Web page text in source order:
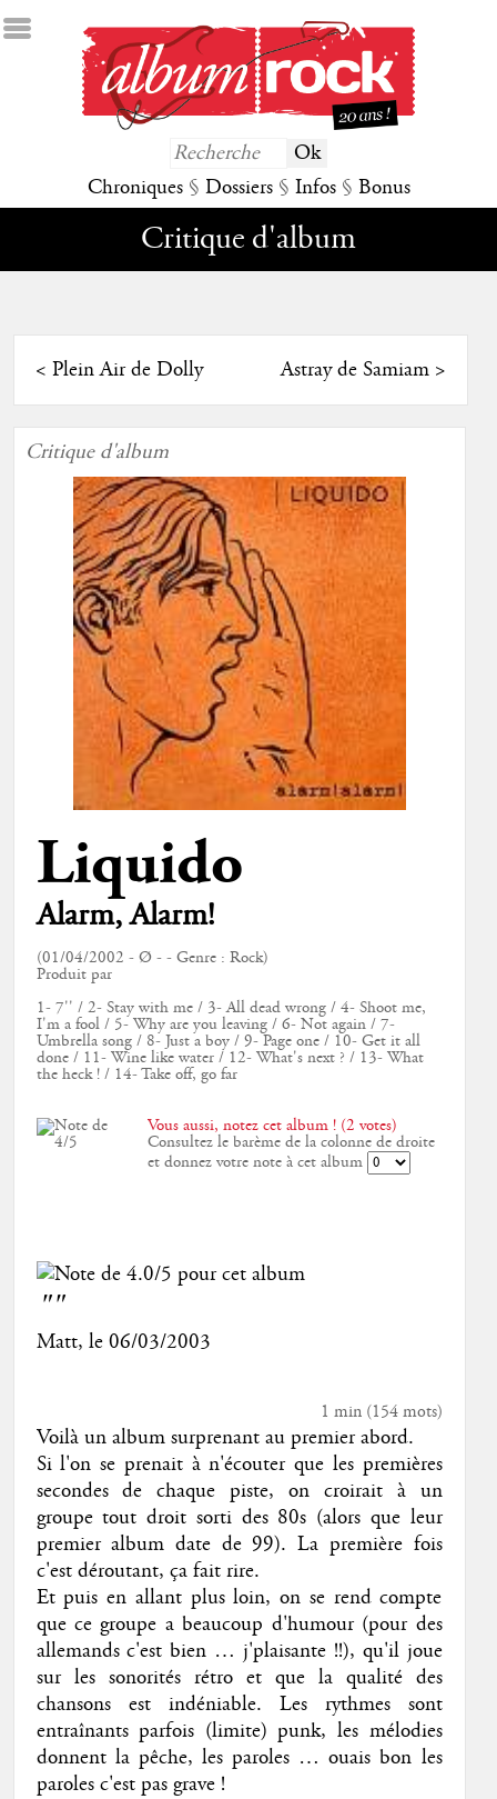
Chroniques § Dossiers § Infos § Bonus
Critique d'album
< Plein Air de Dolly Astray de Samiam>
Critique d'album
Liquido
Alarm, Alarm!
(01/04/2002 - Ø - - Genre : Rock)
Produit par
1- 7'' / 2- Stay with me / 3- All dead wrong / 4- Shoot me,
I'm a fool / 5- Why are you leaving / 6- Not again / 7-
Umbrella song / 8- Just a boy / 9- Page one / 10- Get it all
done / 11- Wine like water / 12- What's next ? / 13- What
the heck ! / 14- Take off, go far
Vous aussi, notez cet album ! (2 votes)
Consultez le barème de la colonne de droite
et donnez votre note à cet album
""
Matt, le 06/03/2003
1 min(154mots)
Voilà un album surprenant au premier abord.
Si l'on se prenait à n'écouter que les premières
secondes de chaque piste, on croirait à un
groupe tout droit sorti des 80s (alors que leur
premier album date de 99). La première fois
c'est déroutant, ça fait rire.
Et puis en allant plus loin, on se rend compte
que ce groupe a beaucoup d'humour (pour des
allemands c'est bien … j'plaisante !!), qu'il joue
sur les sonorités rétro et que la qualité des
chansons est indéniable. Les rythmes sont
entraînants parfois (limite) punk, les mélodies
donnent la pêche, les paroles … ouais bon les
paroles c'est pas grave !